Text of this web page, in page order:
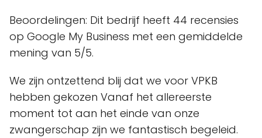
Beoordelingen: Dit bedrijf heeft 44 recensies
op Google My Business met een gemiddelde
mening van 5/5.
We zijn ontzettend blij dat we voor VPKB
hebben gekozen Vanaf het allereerste
moment tot aan het einde van onze
zwangerschap zijn we fantastisch begeleid.